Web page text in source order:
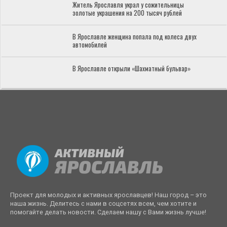
Житель Ярославля украл у сожительницы
золотые украшения на 200 тысяч рублей
В Ярославле женщина попала под колеса двух
автомобилей
В Ярославле открыли «Шахматный бульвар»
Проект для молодых и активных ярославцев! Наш город – это
наша жизнь. Делитесь с нами в соцсетях всем, чем хотите и
помогайте делать новости. Сделаем нашу с Вами жизнь лучше!